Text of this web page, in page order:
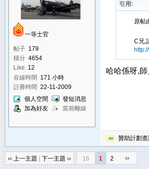
一等士官
帖子 179
積分 4654
Like 12
在線時間 171 小時
註冊時間 22-11-2009
個人空間
發短消息
加為好友
當前離線
引用:
原帖
C兄,
哈哈係呀,
贊助計劃查
‹‹ 上一主題 下一主題 ›› 16 1 2 ››